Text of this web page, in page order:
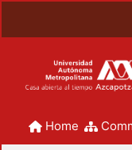
Home